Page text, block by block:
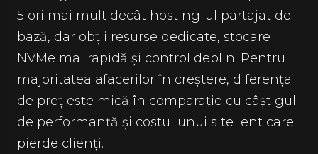
5 ori mai mult decât hosting-ul partajat de
bază, dar obții resurse dedicate, stocare
NVMe mai rapidă și control deplin. Pentru
majoritatea afacerilor în creștere, diferența
de preț este mică în comparație cu câștigul
de performanță și costul unui site lent care
pierde clienți.